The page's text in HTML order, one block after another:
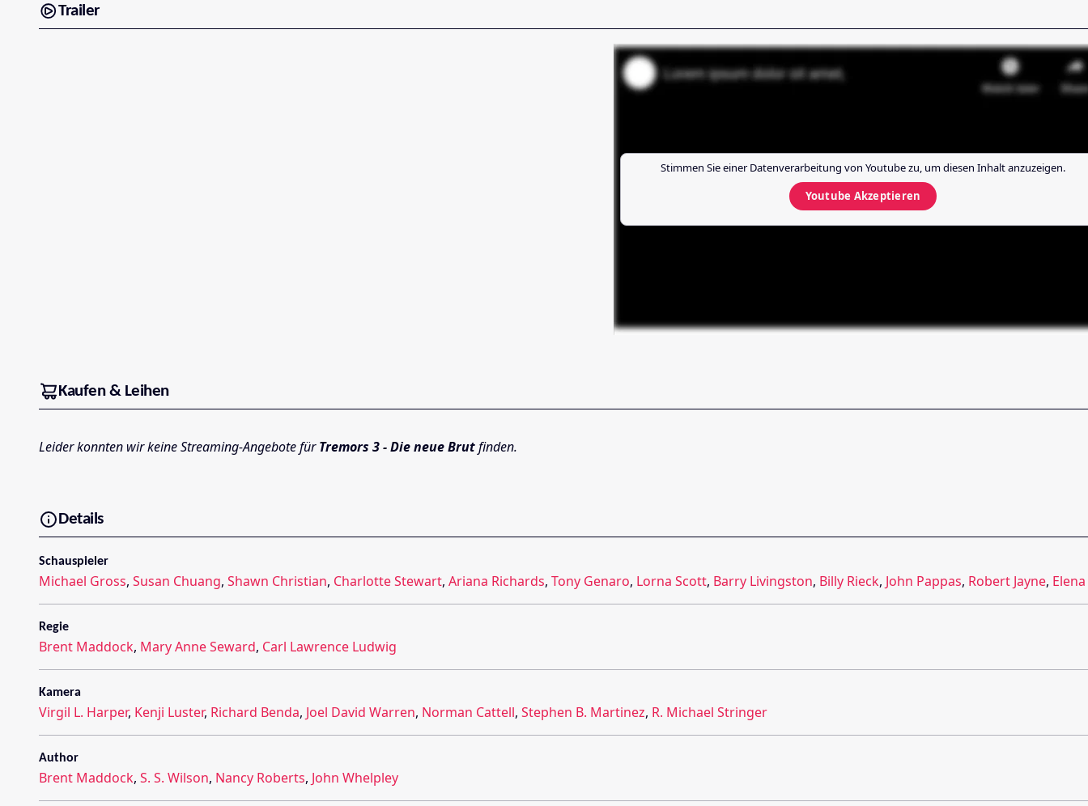
Trailer
Stimmen Sie einer Datenverarbeitung von Youtubezu, um diesen Inhalt anzuzeigen.
Youtube Akzeptieren
Kaufen & Leihen
Leider konnten wir keine Streaming-Angebote fürTremors 3 - Die neue Brutfinden.
Details
Schauspieler
Michael Gross, Susan Chuang, Shawn Christian, Charlotte Stewart, Ariana Richards, Tony Genaro, Lorna Scott, Barry Livingston, Billy Rieck, John Pappas, Robert Jayne,
Regie
Brent Maddock, Mary Anne Seward, Carl Lawrence Ludwig
Kamera
Virgil L. Harper, Kenji Luster, Richard Benda, Joel David Warren, Norman Cattell, Stephen B. Martinez, R. Michael Stringer
Author
Brent Maddock, S. S. Wilson, Nancy Roberts, John Whelpley